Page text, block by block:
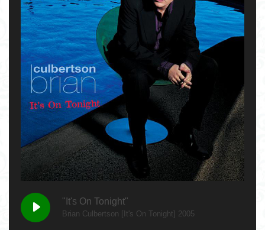
"It's On Tonight"
Brian Culbertson [It's On Tonight] 2005